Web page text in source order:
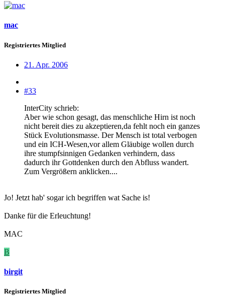
mac
Registriertes Mitglied
21. Apr. 2006
#33
InterCity schrieb:
Aber wie schon gesagt, das menschliche Hirn ist noch
nicht bereit dies zu akzeptieren,da fehlt noch ein ganzes
Stück Evolutionsmasse. Der Mensch ist total verbogen
und ein ICH-Wesen,vor allem Gläubige wollen durch
ihre stumpfsinnigen Gedanken verhindern, dass
dadurch ihr Gottdenken durch den Abfluss wandert.
Zum Vergrößern anklicken....
Jo! Jetzt hab' sogar ich begriffen wat Sache is!
Danke für die Erleuchtung!
MAC
B
birgit
Registriertes Mitglied